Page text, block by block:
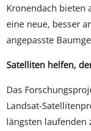
Kronendach bieten
eine neue, besser
angepasste
Satelliten helfen,
Das
Landsat-
längsten laufenden